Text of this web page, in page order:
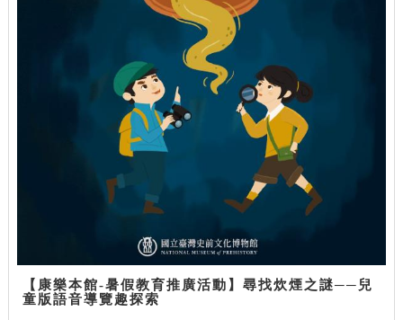
【康樂本館-暑假教育推廣活動】尋找炊煙之謎──兒
童版語音導覽趣探索